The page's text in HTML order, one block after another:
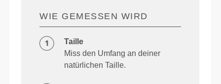
WIE GEMESSEN WIRD
Taille
Miss den Umfang an deiner
natürlichen Taille.